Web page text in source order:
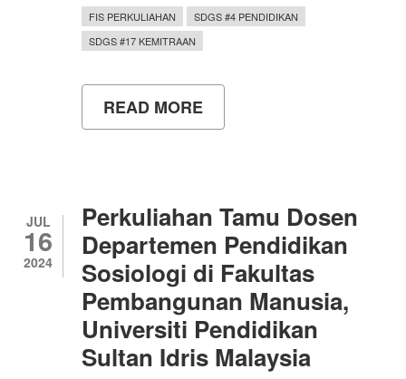
FIS PERKULIAHAN
SDGS #4 PENDIDIKAN
SDGS #17 KEMITRAAN
READ MORE
VISITING
FISHIPOL
UNY
JUL
16
2024
Perkuliahan Tamu Dosen
Departemen Pendidikan
Sosiologi di Fakultas
Pembangunan Manusia,
Universiti Pendidikan
Sultan Idris Malaysia